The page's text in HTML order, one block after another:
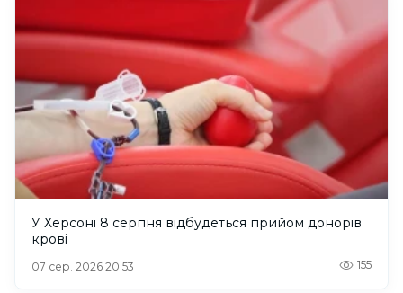
У Херсоні 8 серпня відбудеться прийом донорів
крові
07 сер. 2026 20:53 155